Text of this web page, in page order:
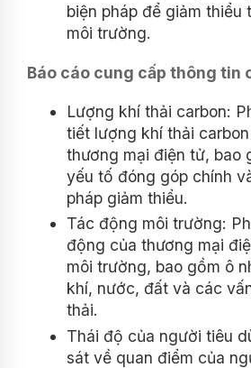
biện pháp để giảm thiểu
môi trường.
Báo cáo cung cấp thông tin
Lượng khí thải carbon:
tiết lượng khí thải
thương mại điện tử, bao
yếu tố đóng góp chính
pháp giảm thiểu.
Tác động môi trường:
động của thương mại
môi trường, bao gồm ô
khí, nước, đất và các
thải.
Thái độ của người tiêu
sát về quan điểm của